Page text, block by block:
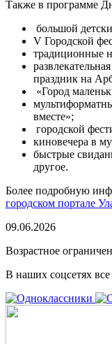
Также в программе
большой
V Городской
традиционные
праздник на
«Город
вместе»;
городской
киновечера в
быстрые
другое.
Более подробную
городском портале
09.06.2026
Возрастное
В наших соцсетях